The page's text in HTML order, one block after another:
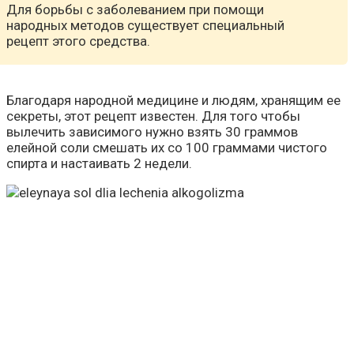
Для борьбы с заболеванием при помощи
народных методов существует специальный
рецепт этого средства.
Благодаря народной медицине и людям, хранящим ее
секреты, этот рецепт известен. Для того чтобы
вылечить зависимого нужно взять 30 граммов
елейной соли смешать их со 100 граммами чистого
спирта и настаивать 2 недели.